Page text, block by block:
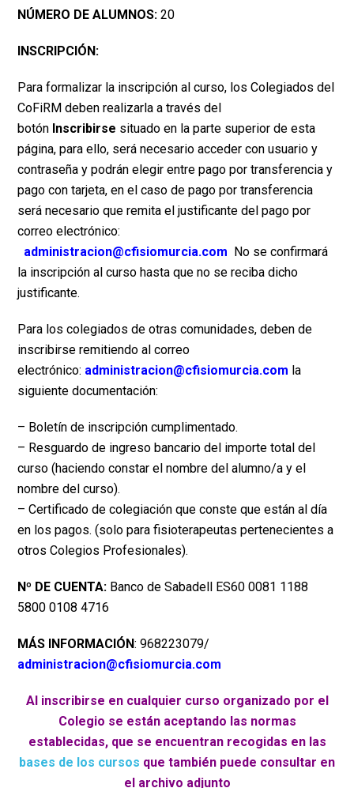
NÚMERO DE ALUMNOS: 20
INSCRIPCIÓN:
Para formalizar la inscripción al curso, los Colegiados del
CoFiRM deben realizarla a través del
botón Inscribirse situado en la parte superior de esta
página, para ello, será necesario acceder con usuario y
contraseña y podrán elegir entre pago por transferencia y
pago con tarjeta, en el caso de pago por transferencia
será necesario que remita el justificante del pago por
correo electrónico:
administracion@cfisiomurcia.com
No se confirmará
la inscripción al curso hasta que no se reciba dicho
justificante.
Para los colegiados de otras comunidades, deben de
inscribirse remitiendo al correo
electrónico: administracion@cfisiomurcia.com la
siguiente documentación:
– Boletín de inscripción cumplimentado.
– Resguardo de ingreso bancario del importe total del
curso (haciendo constar el nombre del alumno/a y el
nombre del curso).
– Certificado de colegiación que conste que están al día
en los pagos. (solo para fisioterapeutas pertenecientes a
otros Colegios Profesionales).
Nº DE CUENTA: Banco de Sabadell ES60 0081 1188
5800 0108 4716
MÁS INFORMACIÓN: 968223079/
administracion@cfisiomurcia.com
Al inscribirse en cualquier curso organizado por el
Colegio se están aceptando las normas
establecidas, que se encuentran recogidas en las
bases de los cursos que también puede consultar en
el archivo adjunto